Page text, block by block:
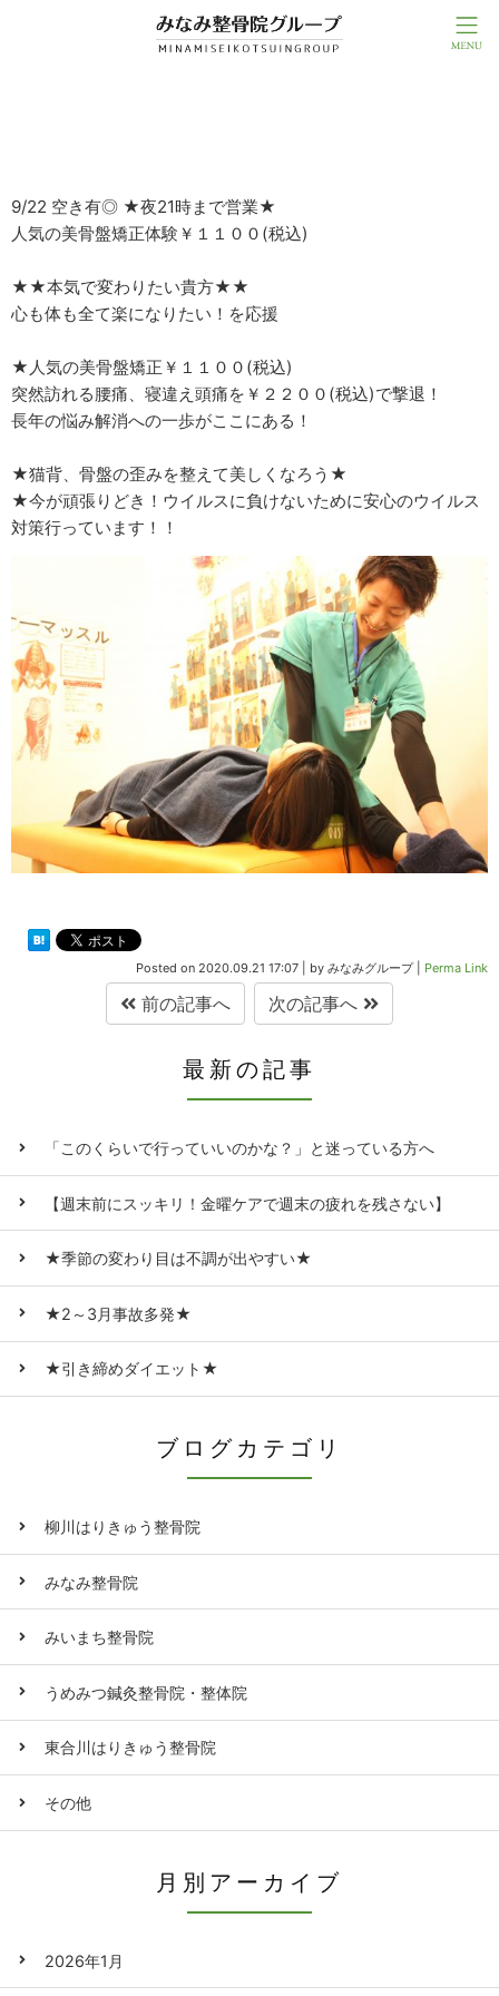
9/22 空き有◎ ★夜21時まで営業★
人気の美骨盤矯正体験￥１１００(税込)
★★本気で変わりたい貴方★★
心も体も全て楽になりたい！を応援
★人気の美骨盤矯正￥１１００(税込)
突然訪れる腰痛、寝違え頭痛を￥２２００(税込)で撃退！
長年の悩み解消への一歩がここにある！
★猫背、骨盤の歪みを整えて美しくなろう★
★今が頑張りどき！ウイルスに負けないために安心のウイルス
対策行っています！！
Posted on 2020.09.21 17:07 by みなみグループ| Perma Link
前の記事へ 次の記事へ
最新の記事
「このくらいで行っていいのかな？」と迷っている方へ
【週末前にスッキリ！金曜ケアで週末の疲れを残さない】
★季節の変わり目は不調が出やすい★
★2～3月事故多発★
★引き締めダイエット★
ブログカテゴリ
柳川はりきゅう整骨院
みなみ整骨院
みいまち整骨院
うめみつ鍼灸整骨院・整体院
東合川はりきゅう整骨院
その他
月別アーカイブ
2026年1月